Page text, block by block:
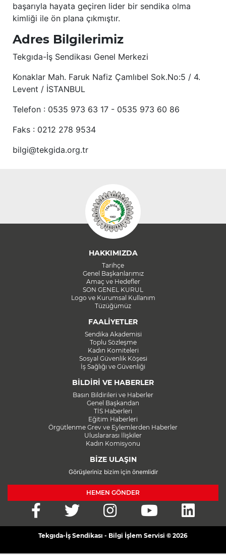
başarıyla hayata geçiren lider bir sendika olma
kimliği ile ön plana çıkmıştır.
Adres Bilgilerimiz
Tekgıda-İş Sendikası Genel Merkezi
Konaklar Mah. Faruk Nafiz Çamlıbel Sok.No:5 / 4.
Levent / İSTANBUL
Telefon : 0535 973 63 17 - 0535 973 60 86
Faks : 0212 278 9534
bilgi@tekgida.org.tr
HAKKIMIZDA
Tarihçe
Genel Başkanlarımız
Amaç ve Hedefler
SON GENEL KURUL
Logo ve Kurumsal Kullanım
Tüzüğümüz
FAALİYETLER
Sendika Akademisi
Toplu Sözleşme
Kadın Komiteleri
Sosyal Güvenlik Köşesi
İş Sağlığı ve Güvenliği
BİLDİRİ VE HABERLER
Basın Bildirileri ve Haberler
Genel Başkandan
TİS Haberleri
Eğitim Haberleri
Örgütlenme Grev ve Eylemlerden Haberler
Uluslararası İlişkiler
Kadın Komisyonu
BİZE ULAŞIN
Görüşleriniz bizim için önemlidir
HEMEN GÖNDER
Tekgıda-İş Sendikası - Bilgi İşlem Servisi © 2026